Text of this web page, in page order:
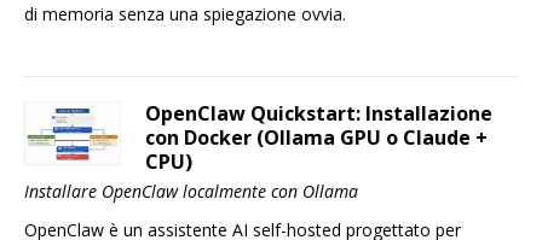
di memoria senza una spiegazione ovvia.
OpenClaw Quickstart: Installazione
con Docker (Ollama GPU o Claude +
CPU)
Installare OpenClaw localmente con Ollama
OpenClaw è un assistente AI self-hosted progettato per